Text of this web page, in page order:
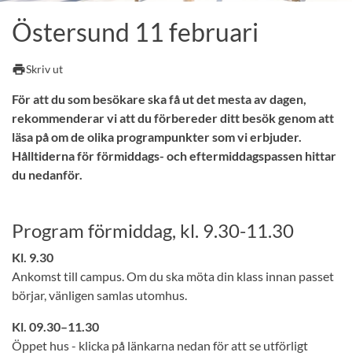
Östersund 11 februari
printSkriv ut
För att du som besökare ska få ut det mesta av dagen,
rekommenderar vi att du förbereder ditt besök genom att
läsa på om de olika programpunkter som vi erbjuder.
Hålltiderna för förmiddags- och eftermiddagspassen hittar
du nedanför.
Program förmiddag, kl. 9.30-11.30
Kl. 9.30
Ankomst till campus. Om du ska möta din klass innan passet
börjar, vänligen samlas utomhus.
Kl. 09.30–11.30
Öppet hus - klicka på länkarna nedan för att se utförligt